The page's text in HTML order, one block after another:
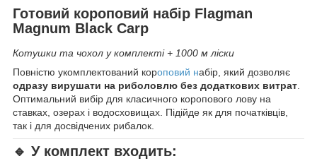
Готовий короповий набір Flagman
Magnum Black Carp
Котушки та чохол у комплекті + 1000 м ліски
Повністю укомплектований короповий набір, який дозволяє
одразу вирушати на риболовлю без додаткових витрат.
Оптимальний вибір для класичного коропового лову на
ставках, озерах і водосховищах. Підійде як для початківців,
так і для досвідчених рибалок.
🔹 У комплект входить: